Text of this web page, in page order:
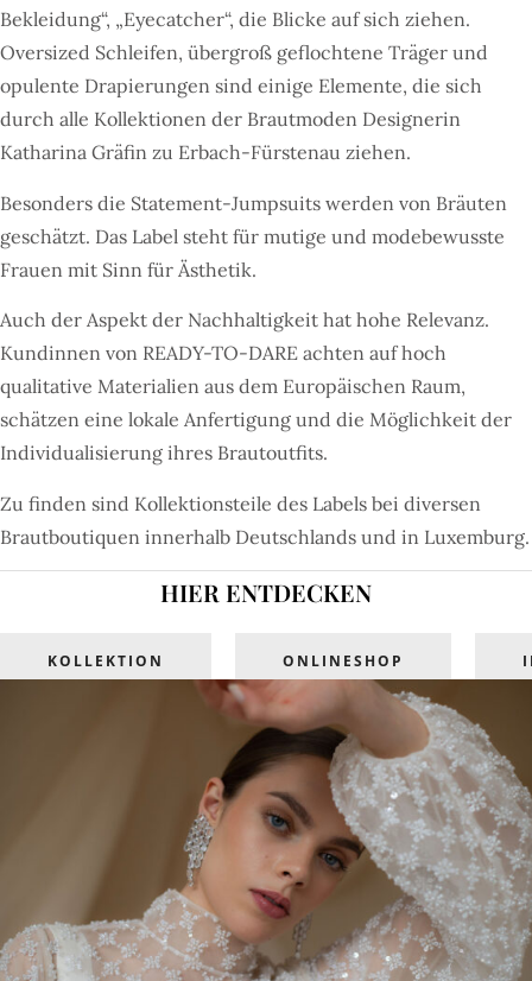
Bekleidung“, „Eyecatcher“, die Blicke auf sich ziehen.
Oversized Schleifen, übergroß geflochtene Träger und
opulente Drapierungen sind einige Elemente, die sich
durch alle Kollektionen der Brautmoden Designerin
Katharina Gräfin zu Erbach-Fürstenau ziehen.
Besonders die Statement-Jumpsuits werden von Bräuten
geschätzt. Das Label steht für mutige und modebewusste
Frauen mit Sinn für Ästhetik.
Auch der Aspekt der Nachhaltigkeit hat hohe Relevanz.
Kundinnen von READY-TO-DARE achten auf hoch
qualitative Materialien aus dem Europäischen Raum,
schätzen eine lokale Anfertigung und die Möglichkeit der
Individualisierung ihres Brautoutfits.
Zu finden sind Kollektionsteile des Labels bei diversen
Brautboutiquen innerhalb Deutschlands und in Luxemburg.
HIER ENTDECKEN
KOLLEKTION ONLINESHOP